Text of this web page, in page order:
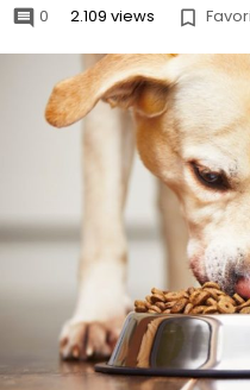
 0 2.109 views 